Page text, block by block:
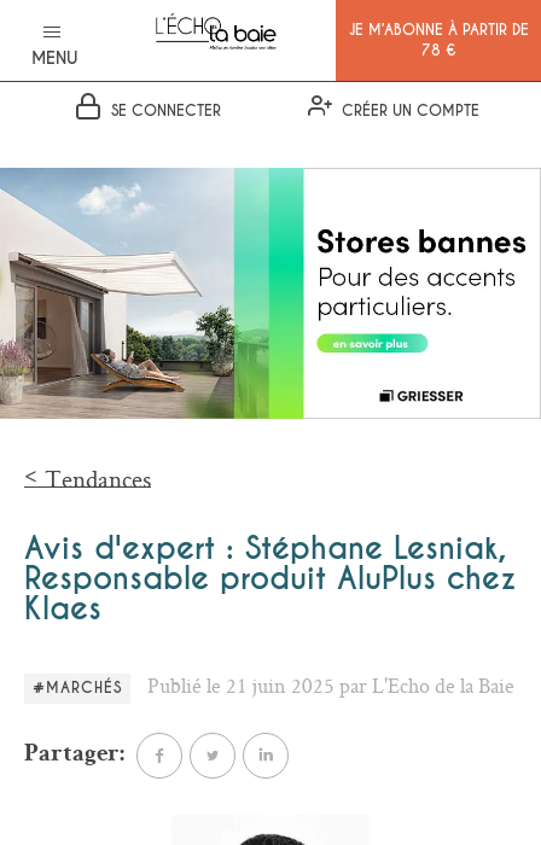
MENU
JE M’ABONNE À PARTIR DE
78 €
SE CONNECTER CRÉER UN COMPTE
Tendances
Avis d'expert : Stéphane Lesniak,
Responsable produit AluPlus chez
Klaes
#MARCHÉS Publié le 21 juin 2025 par L'Echo de la Baie
Partager: